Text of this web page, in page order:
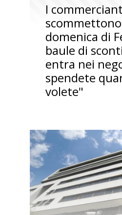
I
domenica di
baule di
entra nei
spendete
volete"